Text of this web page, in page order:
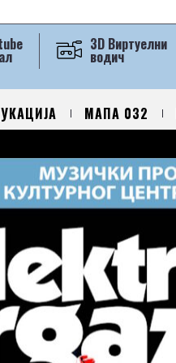
3D Виртуелни
водич
МАПА 032